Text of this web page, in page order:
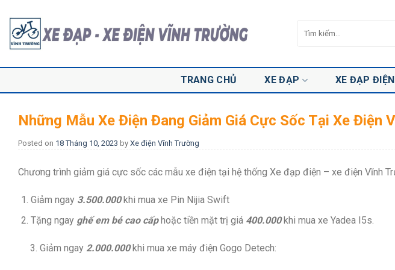
content
kiếm:
TRANG CHỦ XE ĐẠP XE ĐẠP ĐIỆN
Những Mẫu Xe Điện Đang Giảm Giá Cực Sốc Tại Xe Điện
Posted on 18 Tháng 10, 2023 by Xe điện Vĩnh Trường
Chương trình giảm giá cực sốc các mẫu xe điện tại hệ thống Xe đạp điện – xe điện Vĩnh
Giảm ngay3.500.000khi mua xe Pin Nijia Swift
Tặng ngay ghế em bé cao cấphoặc tiền mặt trị giá 400.000khi mua xe Yadea I5s.
3. Giảm ngay 2.000.000khi mua xe máy điện Gogo Detech: